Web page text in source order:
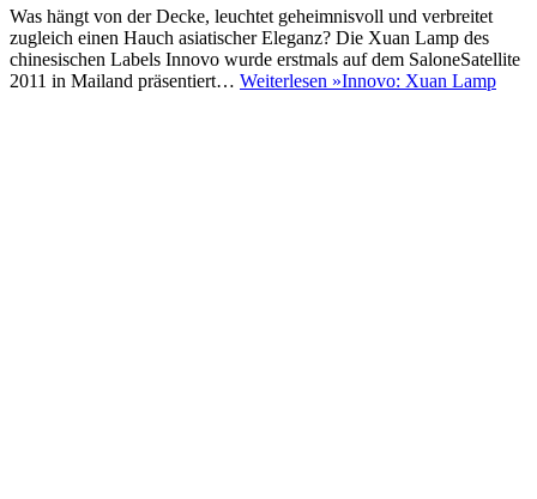
Was hängt von der Decke, leuchtet geheimnisvoll und verbreitet
zugleich einen Hauch asiatischer Eleganz? Die Xuan Lamp des
chinesischen Labels Innovo wurde erstmals auf dem SaloneSatellite
2011 in Mailand präsentiert… Weiterlesen »Innovo: Xuan Lamp